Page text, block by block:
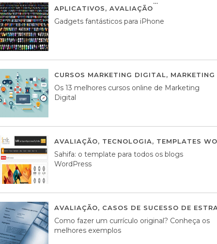
APLICATIVOS, AVALIAÇÃO
Gadgets fantásticos para iPhone
CURSOS MARKETING DIGITAL,
Os 13 melhores cursos online de Marketing
Digital
AVALIAÇÃO, TECNOLOGIA, TEMPLATES
Sahifa: o template para todos os blogs
WordPress
AVALIAÇÃO, CASOS DE SUCESSO DE
Como fazer um currículo original? Conheça os
melhores exemplos